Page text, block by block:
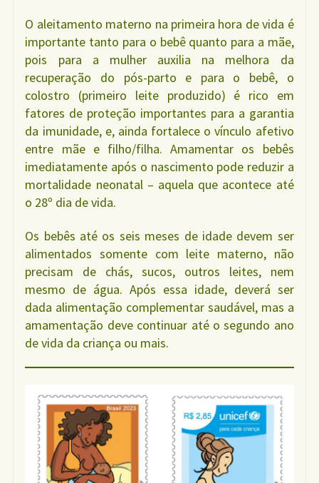
O aleitamento materno na primeira hora de vida é
importante tanto para o bebê quanto para a mãe,
pois para a mulher auxilia na melhora da
recuperação do pós-parto e para o bebê, o
colostro (primeiro leite produzido) é rico em
fatores de proteção importantes para a garantia
da imunidade, e, ainda fortalece o vínculo afetivo
entre mãe e filho/filha. Amamentar os bebês
imediatamente após o nascimento pode reduzir a
mortalidade neonatal – aquela que acontece até
o 28º dia de vida.
Os bebês até os seis meses de idade devem ser
alimentados somente com leite materno, não
precisam de chás, sucos, outros leites, nem
mesmo de água. Após essa idade, deverá ser
dada alimentação complementar saudável, mas a
amamentação deve continuar até o segundo ano
de vida da criança ou mais.